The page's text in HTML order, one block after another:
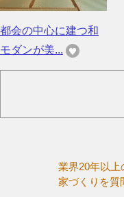
都会の中心に建つ和
モダンが美...
業界20年以
家づくりを質